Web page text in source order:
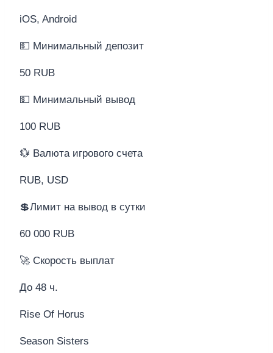
iOS, Android
💵 Минимальный депозит
50 RUB
💵 Минимальный вывод
100 RUB
💱 Валюта игрового счета
RUB, USD
💲Лимит на вывод в сутки
60 000 RUB
🚀 Скорость выплат
До 48 ч.
Rise Of Horus
Season Sisters